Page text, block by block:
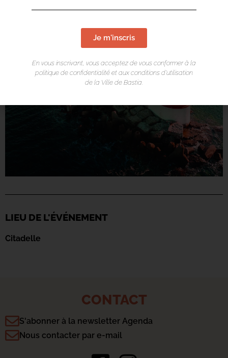
LIEU DE L'ÉVÉNEMENT
Citadelle
CONTACT
S'abonner à la newsletter Agenda
Nous contacter par e-mail
Je m'inscris
En vous inscrivant, vous acceptez de vous conformer à la
politique de confidentialité et aux conditions d’utilisation
de la Ville de Bastia.